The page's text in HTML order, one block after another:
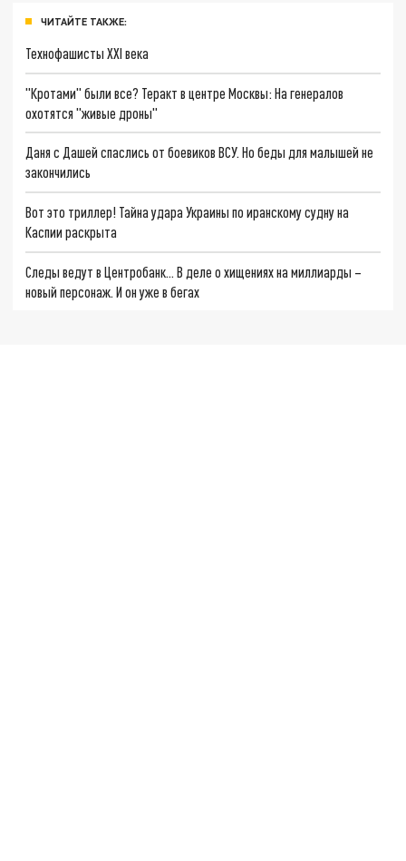
ЧИТАЙТЕ ТАКЖЕ:
Технофашисты XXI века
"Кротами" были все? Теракт в центре Москвы: На генералов
охотятся "живые дроны"
Даня с Дашей спаслись от боевиков ВСУ. Но беды для малышей не
закончились
Вот это триллер! Тайна удара Украины по иранскому судну на
Каспии раскрыта
Следы ведут в Центробанк… В деле о хищениях на миллиарды –
новый персонаж. И он уже в бегах